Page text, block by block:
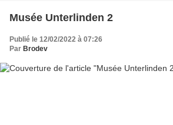
Musée Unterlinden 2
Publié le 12/02/2022 à 07:26
Par Brodev